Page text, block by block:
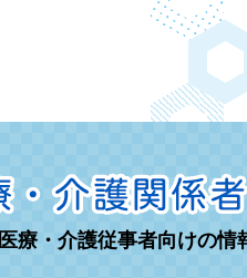
医療・介護従事者向けの情